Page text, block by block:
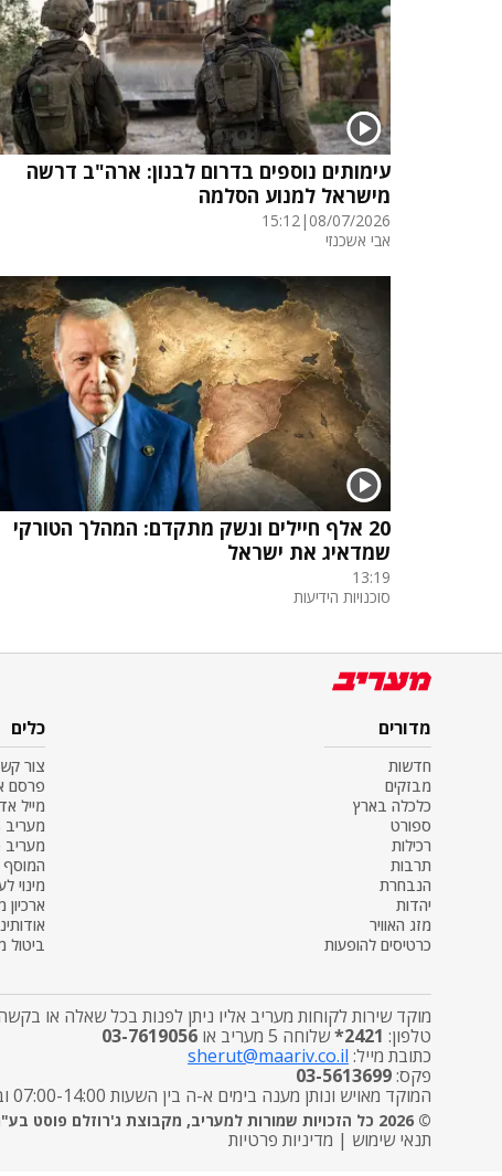
עימותים נוספים בדרום לבנון: ארה"ב דרשה
מישראל למנוע הסלמה
08/07/2026
|
15:12
אבי אשכנזי
20 אלף חיילים ונשק מתקדם: המהלך הטורקי
שמדאיג את ישראל
13:19
סוכנויות הידיעות
מדורים
חדשות
מבזקים
כלכלה בארץ
ספורט
רכילות
תרבות
הנבחרת
יהדות
מזג האוויר
כרטיסים להופעות
כלים
צור
פרסם
מייל
מעריב RSS
המוסף
מינוי
ארכיון
ביטול
מוקד שירות לקוחות מעריב אליו ניתן לפנות בכל שאלה או
טלפון: 2421* שלוחה 5 מעריב או
03-7619056
כתובת מייל: sherut@maariv.co.il
פקס:03-5613699
המוקד מאויש ונותן מענה בימים א-ה בין השעות 07:00-14:00 ובימי שישי מטפל בפניות הפצה בלבד בין השעות 7:00-12:00
© 2026 כל הזכויות שמורות למעריב, מקבוצת ג'רוזלם פוסט בע"מ
תנאי שימוש | מדיניות פרטיות